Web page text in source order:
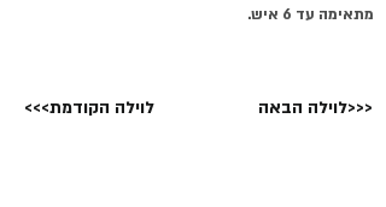
מתאימה עד 6 איש.
<<<לוילה הקודמת לוילה הבאה>>>